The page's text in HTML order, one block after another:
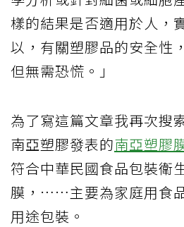
樣的結果是否適用於人，
以，有關塑膠品的安全性
但無需恐慌。」
為了寫這篇文章我再次搜
南亞塑膠發表的南亞塑膠
符合中華民國食品包裝衛
膜，……主要為家庭用食
用途包裝。